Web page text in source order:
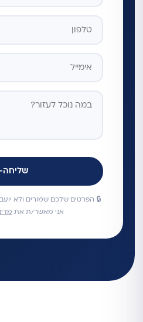
שליחה
🔒 הפרטים שלכם שמורים ולא
אני מאשר/ת את